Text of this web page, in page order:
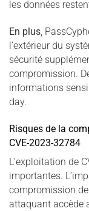
les données
En plus,
l’extérieur du
sécurité
compromission.
informations
day.
Risques de la
CVE-2023-32784
L’exploitation de
importantes.
compromission
attaquant accède